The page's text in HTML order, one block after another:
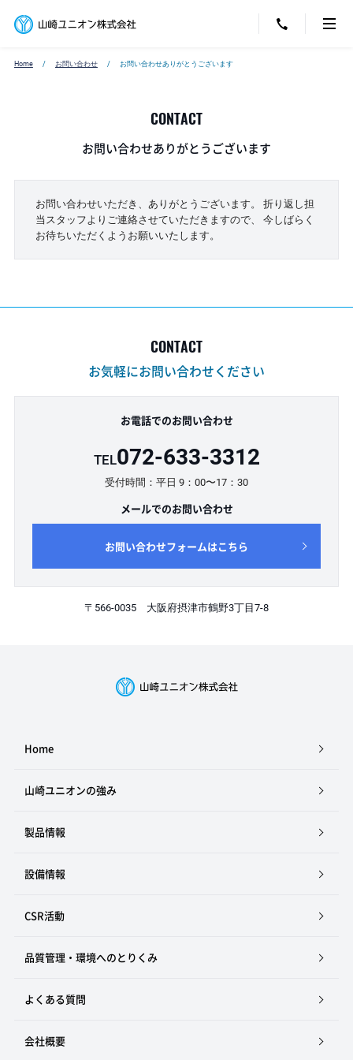
Home お問い合わせ お問い合わせありがとうございます
CONTACT
お問い合わせありがとうございます
お問い合わせいただき、ありがとうございます。
折り返し担
当スタッフよりご連絡させていただきますので、
今しばらく
お待ちいただくようお願いいたします。
CONTACT
お気軽にお問い合わせください
お電話でのお問い合わせ
TEL072-633-3312
受付時間：平日 9：00〜17：30
メールでのお問い合わせ
お問い合わせフォームはこちら
〒566-0035 大阪府摂津市鶴野3丁目7-8
Home
山崎ユニオンの強み
製品情報
設備情報
CSR活動
品質管理・環境へのとりくみ
よくある質問
会社概要